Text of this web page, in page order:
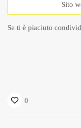
Sito
Se ti è piaciuto
0